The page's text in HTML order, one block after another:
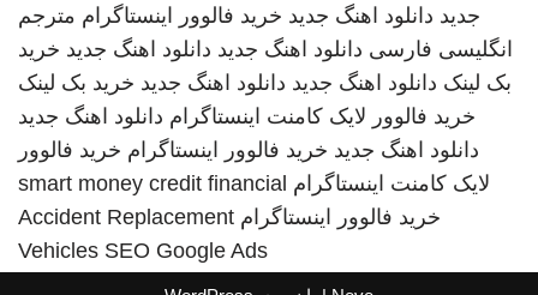
جدید دانلود اهنگ جدید خرید فالوور اینستاگرام مترجم
انگلیسی فارسی دانلود اهنگ جدید دانلود اهنگ جدید خرید
بک لینک دانلود اهنگ جدید دانلود اهنگ جدید خرید بک لینک
خرید فالوور لایک کامنت اینستاگرام دانلود اهنگ جدید
دانلود اهنگ جدید خرید فالوور اینستاگرام خرید فالوور
لایک کامنت اینستاگرام smart money credit financial
خرید فالوور اینستاگرام Accident Replacement
Vehicles SEO Google Ads